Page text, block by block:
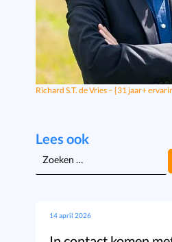
Richard S.T. de Vries – [31 jaar+
Lees ook
14 april 2026